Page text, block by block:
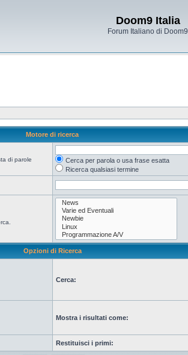
Doom9 Italia
Forum Italiano di Doom9
Motore di ricerca
di parole
Cerca per parola o usa frase esatta
Ricerca qualsiasi termine
Opzioni di Ricerca
Cerca:
Mostra i risultati come:
Restituisci i primi: